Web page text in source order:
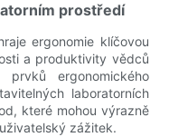
prostředí
ergonomie klíčovou
a produktivity vědců
ergonomického
laboratorních
které mohou výrazně
zážitek.